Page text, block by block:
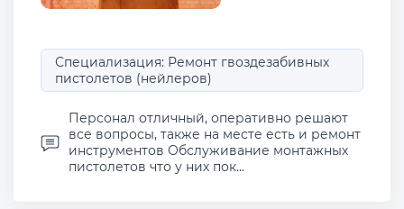
Специализация: Ремонт гвоздезабивных
пистолетов (нейлеров)
Персонал отличный, оперативно решают
все вопросы, также на месте есть и ремонт
инструментов Обслуживание монтажных
пистолетов что у них пок...